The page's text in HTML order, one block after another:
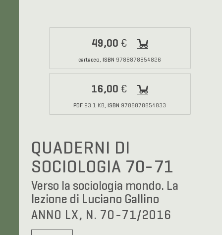
49,00 €
cartaceo,ISBN 9788878854826
16,00 €
PDF 93.1 KB,ISBN 9788878854833
QUADERNI DI
SOCIOLOGIA 70-71
Verso la sociologia mondo. La
lezione di Luciano Gallino
ANNO LX, N. 70-71/2016